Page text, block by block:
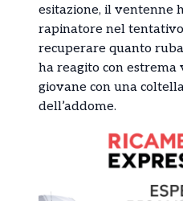
esitazione, il ventenne
rapinatore nel
recuperare quanto
ha reagito con estrema
giovane con una
dell’addome.